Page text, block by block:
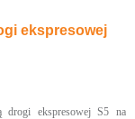
ekspresowej
drogi ekspresowej S5 na